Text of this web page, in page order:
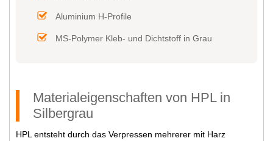
Aluminium H-Profile
MS-Polymer Kleb- und Dichtstoff in Grau
Materialeigenschaften von HPL in
Silbergrau
HPL entsteht durch das Verpressen mehrerer mit Harz